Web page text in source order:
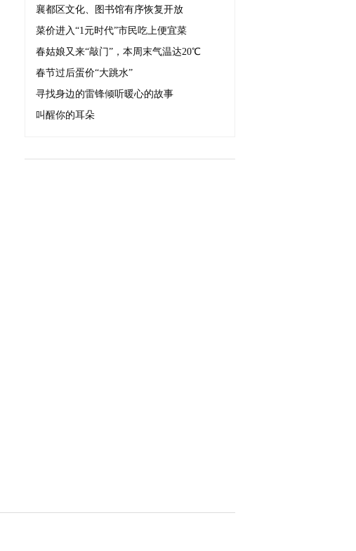
襄都区文化、图书馆有序恢复开放
菜价进入“1元时代”市民吃上便宜菜
春姑娘又来“敲门”，本周末气温达20℃
春节过后蛋价“大跳水”
寻找身边的雷锋倾听暖心的故事
叫醒你的耳朵